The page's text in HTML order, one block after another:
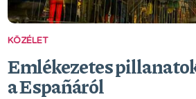
KÖZÉLET
Emlékezetes
a Españáról